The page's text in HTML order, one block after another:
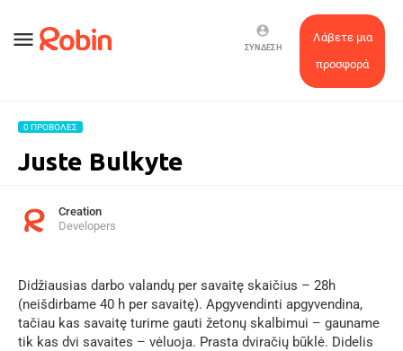
menu
Λάβετε μια
προσφορά
account_circle
ΣΎΝΔΕΣΗ
0 ΠΡΟΒΟΛΈΣ
Juste Bulkyte
Creation
Developers
Didžiausias darbo valandų per savaitę skaičius – 28h
(neišdirbame 40 h per savaitę). Apgyvendinti apgyvendina,
tačiau kas savaitę turime gauti žetonų skalbimui – gauname
tik kas dvi savaites – vėluoja. Prasta dviračių būklė. Didelis